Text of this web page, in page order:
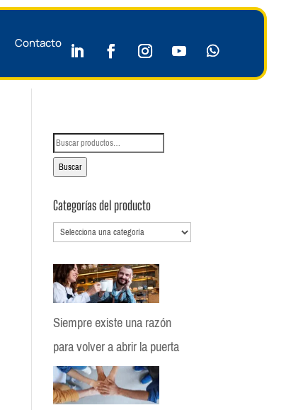
Contacto
Buscar
por:
Buscar
Categorías del producto
Siempre existe una razón
para volver a abrir la puerta